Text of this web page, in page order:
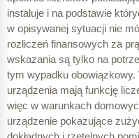
instaluje i na podstawie
w opisywanej sytuacji nie
rozliczeń finansowych za
wskazania są tylko na
tym wypadku
urządzenia mają funkcję
więc w warunkach
urządzenie pokazujące